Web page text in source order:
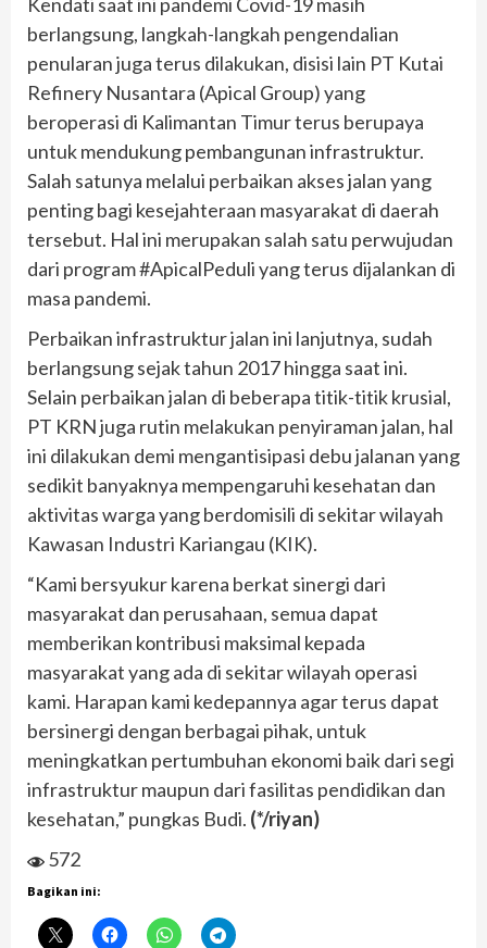
berlangsung, langkah-langkah pengendalian
penularan juga terus dilakukan, disisi lain PT Kutai
Refinery Nusantara (Apical Group) yang
beroperasi di Kalimantan Timur terus berupaya
untuk mendukung pembangunan infrastruktur.
Salah satunya melalui perbaikan akses jalan yang
penting bagi kesejahteraan masyarakat di daerah
tersebut. Hal ini merupakan salah satu perwujudan
dari program #ApicalPeduli yang terus dijalankan di
masa pandemi.
Perbaikan infrastruktur jalan ini lanjutnya, sudah
berlangsung sejak tahun 2017 hingga saat ini.
Selain perbaikan jalan di beberapa titik-titik krusial,
PT KRN juga rutin melakukan penyiraman jalan, hal
ini dilakukan demi mengantisipasi debu jalanan yang
sedikit banyaknya mempengaruhi kesehatan dan
aktivitas warga yang berdomisili di sekitar wilayah
Kawasan Industri Kariangau (KIK).
“Kami bersyukur karena berkat sinergi dari
masyarakat dan perusahaan, semua dapat
memberikan kontribusi maksimal kepada
masyarakat yang ada di sekitar wilayah operasi
kami. Harapan kami kedepannya agar terus dapat
bersinergi dengan berbagai pihak, untuk
meningkatkan pertumbuhan ekonomi baik dari segi
infrastruktur maupun dari fasilitas pendidikan dan
kesehatan,” pungkas Budi. (*/riyan)
572
Bagikan ini: